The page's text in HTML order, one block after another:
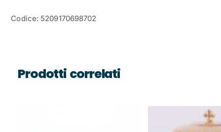
Codice: 5209170698702
Prodotti correlati